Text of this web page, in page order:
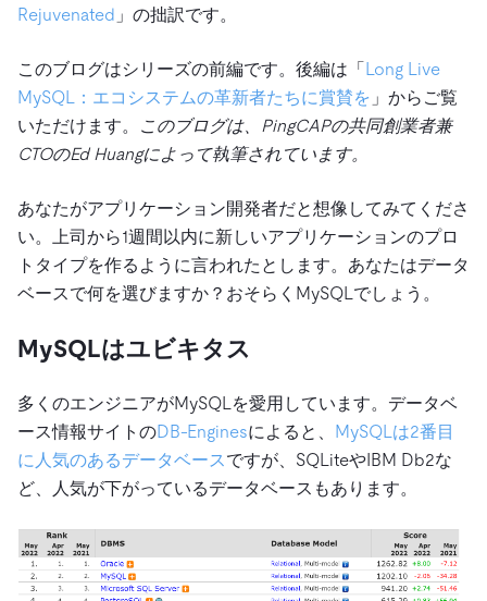
Rejuvenated 」の拙訳です。
このブログはシリーズの前編です。後編は「Long Live
MySQL：エコシステムの革新者たちに賞賛を 」からご覧
いただけます。
このブログは、PingCAPの共同創業者兼
CTOのEd Huangによって執筆されています。
あなたがアプリケーション開発者だと想像してみてくださ
い。上司から1週間以内に新しいアプリケーションのプロ
トタイプを作るように言われたとします。あなたはデータ
ベースで何を選びますか？おそらくMySQLでしょう。
MySQLはユビキタス
多くのエンジニアがMySQLを愛用しています。データベ
ース情報サイトのDB-Enginesによると、 MySQLは2番目
に人気のあるデータベース ですが、SQLiteやIBM Db2な
ど、人気が下がっているデータベースもあります。